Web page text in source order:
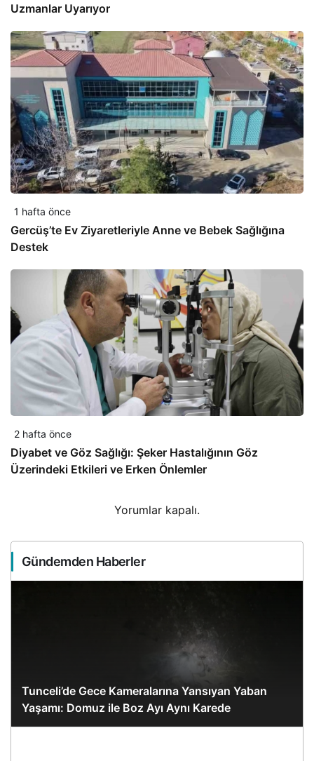
Uzmanlar Uyarıyor
1 hafta önce
Gercüş’te Ev Ziyaretleriyle Anne ve Bebek Sağlığına
Destek
2 hafta önce
Diyabet ve Göz Sağlığı: Şeker Hastalığının Göz
Üzerindeki Etkileri ve Erken Önlemler
Yorumlar kapalı.
Gündemden Haberler
Tunceli’de Gece Kameralarına Yansıyan Yaban
Yaşamı: Domuz ile Boz Ayı Aynı Karede